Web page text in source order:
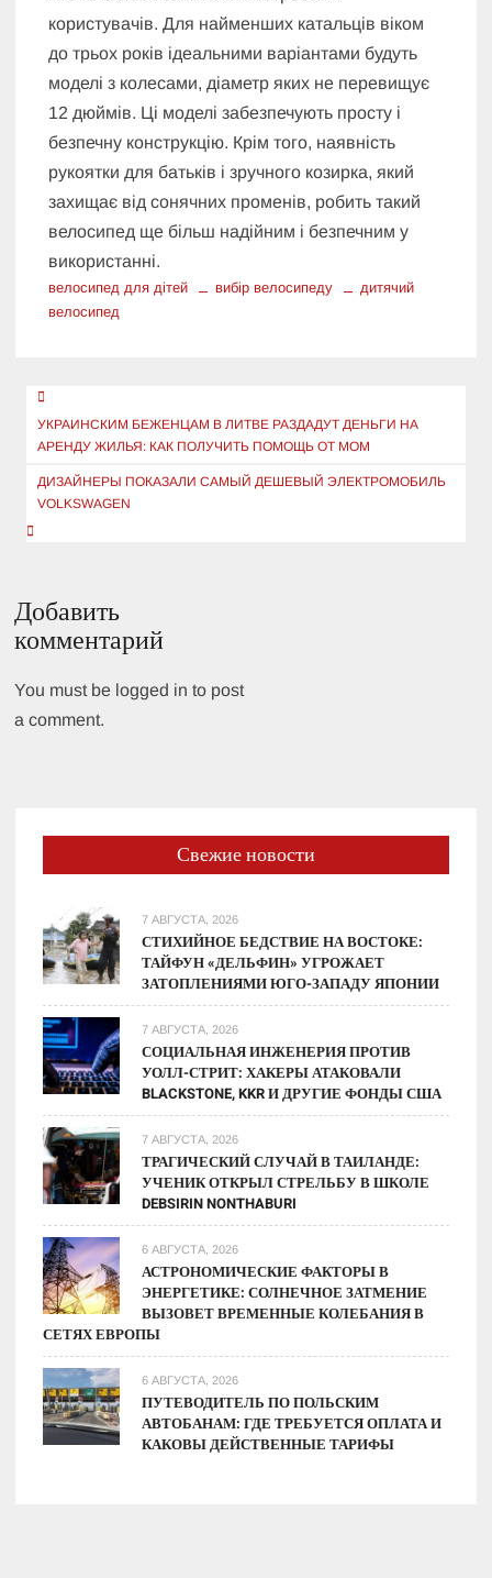
користувачів. Для найменших катальців віком
до трьох років ідеальними варіантами будуть
моделі з колесами, діаметр яких не перевищує
12 дюймів. Ці моделі забезпечують просту і
безпечну конструкцію. Крім того, наявність
рукоятки для батьків і зручного козирка, який
захищає від сонячних променів, робить такий
велосипед ще більш надійним і безпечним у
використанні.
велосипед для дітей вибір велосипеду
дитячий
велосипед
Навигация
по
записям
УКРАИНСКИМ БЕЖЕНЦАМ В ЛИТВЕ РАЗДАДУТ ДЕНЬГИ НА
АРЕНДУ ЖИЛЬЯ: КАК ПОЛУЧИТЬ ПОМОЩЬ ОТ МОМ
ДИЗАЙНЕРЫ ПОКАЗАЛИ САМЫЙ ДЕШЕВЫЙ ЭЛЕКТРОМОБИЛЬ
VOLKSWAGEN
Добавить
комментарий
You must be logged in to post
a comment.
Свежие новости
7 АВГУСТА, 2026
СТИХИЙНОЕ БЕДСТВИЕ НА ВОСТОКЕ:
ТАЙФУН «ДЕЛЬФИН» УГРОЖАЕТ
ЗАТОПЛЕНИЯМИ ЮГО-ЗАПАДУ ЯПОНИИ
7 АВГУСТА, 2026
СОЦИАЛЬНАЯ ИНЖЕНЕРИЯ ПРОТИВ
УОЛЛ-СТРИТ: ХАКЕРЫ АТАКОВАЛИ
BLACKSTONE, KKR И ДРУГИЕ ФОНДЫ США
7 АВГУСТА, 2026
ТРАГИЧЕСКИЙ СЛУЧАЙ В ТАИЛАНДЕ:
УЧЕНИК ОТКРЫЛ СТРЕЛЬБУ В ШКОЛЕ
DEBSIRIN NONTHABURI
6 АВГУСТА, 2026
АСТРОНОМИЧЕСКИЕ ФАКТОРЫ В
ЭНЕРГЕТИКЕ: СОЛНЕЧНОЕ ЗАТМЕНИЕ
ВЫЗОВЕТ ВРЕМЕННЫЕ КОЛЕБАНИЯ В
СЕТЯХ ЕВРОПЫ
6 АВГУСТА, 2026
ПУТЕВОДИТЕЛЬ ПО ПОЛЬСКИМ
АВТОБАНАМ: ГДЕ ТРЕБУЕТСЯ ОПЛАТА И
КАКОВЫ ДЕЙСТВЕННЫЕ ТАРИФЫ